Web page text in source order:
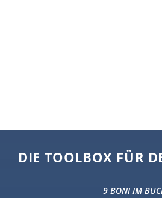
DIE TOOLBOX FÜR
9 BONI IM